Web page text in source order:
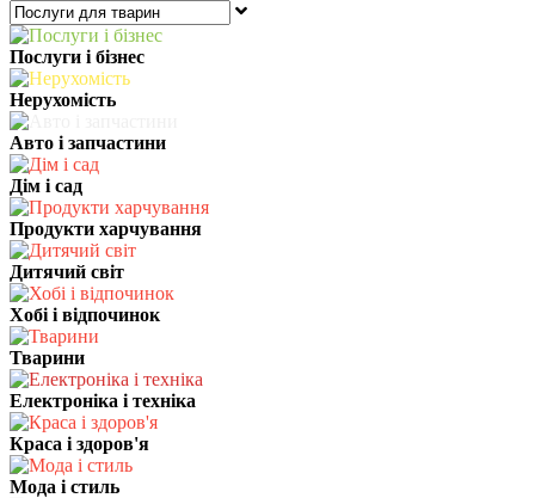
Послуги і бізнес
Нерухомість
Авто і запчастини
Дім і сад
Продукти харчування
Дитячий світ
Хобі і відпочинок
Тварини
Електроніка і техніка
Краса і здоров'я
Мода і стиль